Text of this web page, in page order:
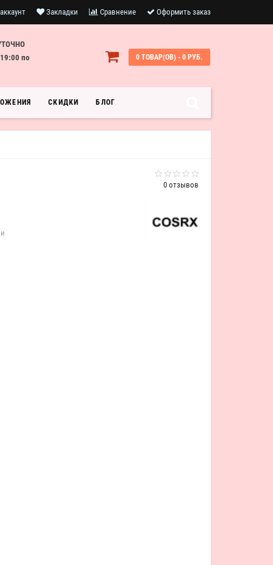
Закладки Сравнение Оформить заказ
по
0 ТОВАР(ОВ) - 0 РУБ.
СКИДКИ БЛОГ
0 отзывов